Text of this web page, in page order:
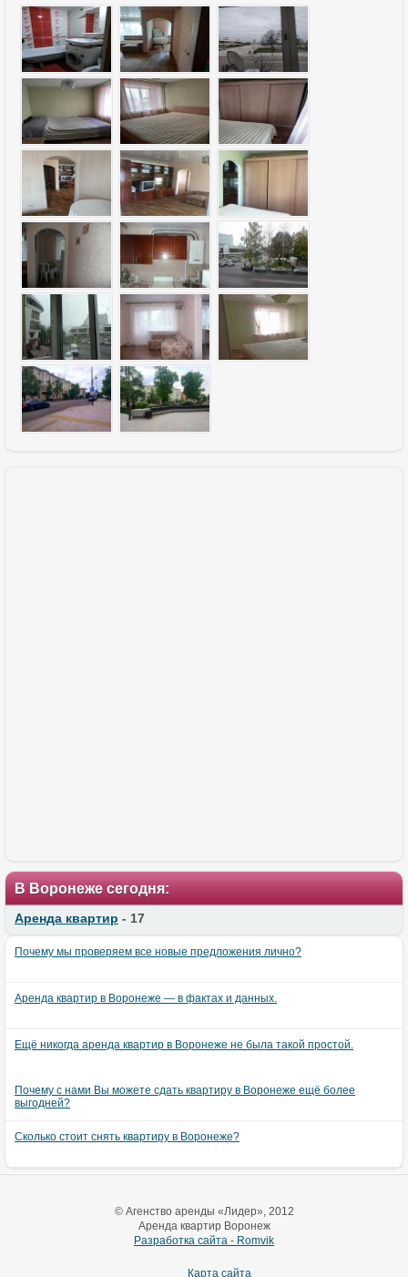
В Воронеже сегодня:
Аренда квартир - 17
Почему мы проверяем все новые предложения лично?
Аренда квартир в Воронеже — в фактах и данных.
Ещё никогда аренда квартир в Воронеже не была такой простой.
Почему с нами Вы можете сдать квартиру в Воронеже ещё более
выгодней?
Сколько стоит снять квартиру в Воронеже?
© Агенство аренды «Лидер», 2012
Аренда квартир Воронеж
Разработка сайта - Romvik
Карта сайта